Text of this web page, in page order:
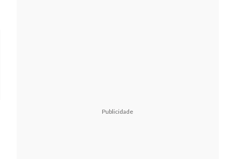
Publicidade